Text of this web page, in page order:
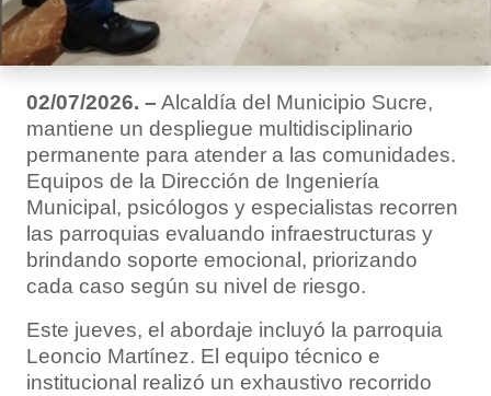
02/07/2026. – Alcaldía del Municipio Sucre,
mantiene un despliegue multidisciplinario
permanente para atender a las comunidades.
Equipos de la Dirección de Ingeniería
Municipal, psicólogos y especialistas recorren
las parroquias evaluando infraestructuras y
brindando soporte emocional, priorizando
cada caso según su nivel de riesgo.
Este jueves, el abordaje incluyó la parroquia
Leoncio Martínez. El equipo técnico e
institucional realizó un exhaustivo recorrido